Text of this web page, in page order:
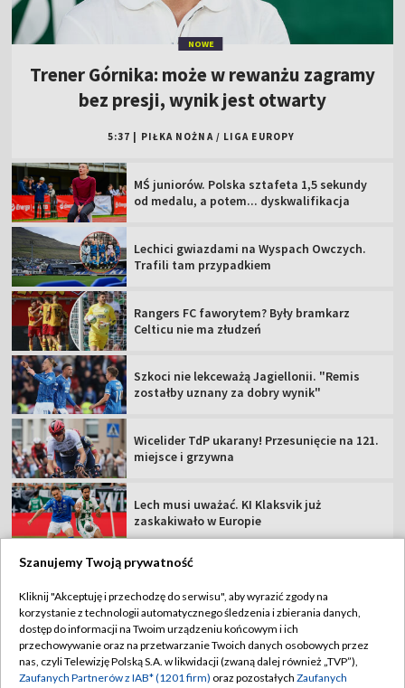
NOWE
Trener Górnika: może w rewanżu zagramy
bez presji, wynik jest otwarty
5:37 PIŁKA NOŻNA / LIGA EUROPY
MŚ juniorów. Polska sztafeta 1,5 sekundy
od medalu, a potem... dyskwalifikacja
Lechici gwiazdami na Wyspach Owczych.
Trafili tam przypadkiem
Rangers FC faworytem? Były bramkarz
Celticu nie ma złudzeń
Szkoci nie lekceważą Jagiellonii. "Remis
zostałby uznany za dobry wynik"
Wicelider TdP ukarany! Przesunięcie na 121.
miejsce i grzywna
Lech musi uważać. KI Klaksvik już
zaskakiwało w Europie
TVP
Abonament TVP
Sklep TVP
Regulamin TVP
Polityka prywatności
Szanujemy Twoją prywatność
Kliknij "Akceptuję i przechodzę do serwisu", aby wyrazić zgody na
korzystanie z technologii automatycznego śledzenia i zbierania danych,
dostęp do informacji na Twoim urządzeniu końcowym i ich
przechowywanie oraz na przetwarzanie Twoich danych osobowych przez
nas, czyli Telewizję Polską S.A. w likwidacji (zwaną dalej również „TVP”),
Zaufanych Partnerów z IAB* (1201 firm) oraz pozostałych Zaufanych